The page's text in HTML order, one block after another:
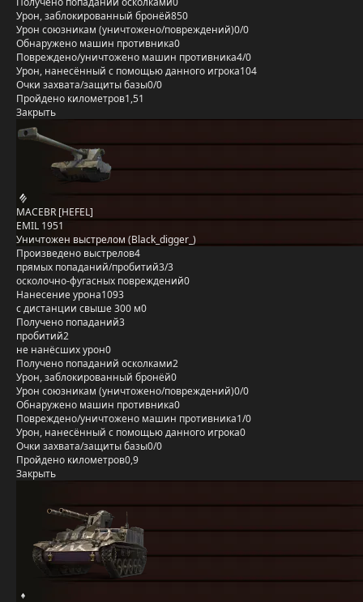
Урон, заблокированный бронёй850
Урон союзникам (уничтожено/повреждений)0/0
Обнаружено машин противника0
Повреждено/уничтожено машин противника4/0
Урон, нанесённый с помощью данного игрока104
Очки захвата/защиты базы0/0
Пройдено километров1,51
Закрыть
MACEBR [HEFEL]
EMIL 1951
Уничтожен выстрелом (Black_digger_)
Произведено выстрелов4
прямых попаданий/пробитий3/3
осколочно-фугасных повреждений0
Нанесение урона1093
с дистанции свыше 300 м0
Получено попаданий3
пробитий2
не нанёсших урон0
Получено попаданий осколками2
Урон, заблокированный бронёй0
Урон союзникам (уничтожено/повреждений)0/0
Обнаружено машин противника0
Повреждено/уничтожено машин противника1/0
Урон, нанесённый с помощью данного игрока0
Очки захвата/защиты базы0/0
Пройдено километров0,9
Закрыть